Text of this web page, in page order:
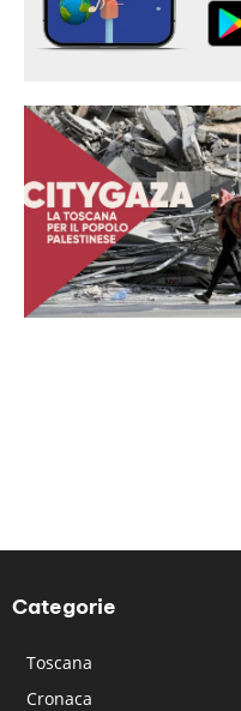
Categorie
Toscana
Cronaca